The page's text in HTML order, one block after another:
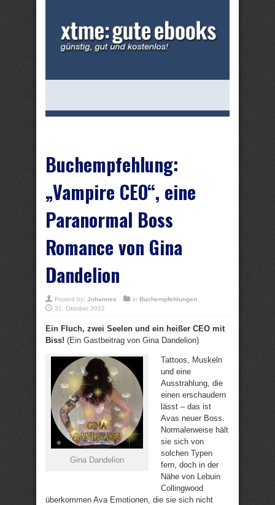
Buchempfehlung:
„Vampire CEO“, eine
Paranormal Boss
Romance von Gina
Dandelion
Posted by: Johannes in Buchempfehlungen
31. Oktober 2022
Ein Fluch, zwei Seelen und ein heißer CEO mit
Biss! (Ein Gastbeitrag von Gina Dandelion)
Gina Dandelion
Tattoos, Muskeln
und eine
Ausstrahlung, die
einen erschaudern
lässt – das ist
Avas neuer Boss.
Normalerweise hält
sie sich von
solchen Typen
fern, doch in der
Nähe von Lebuin
Collingwood
überkommen Ava Emotionen, die sie sich nicht